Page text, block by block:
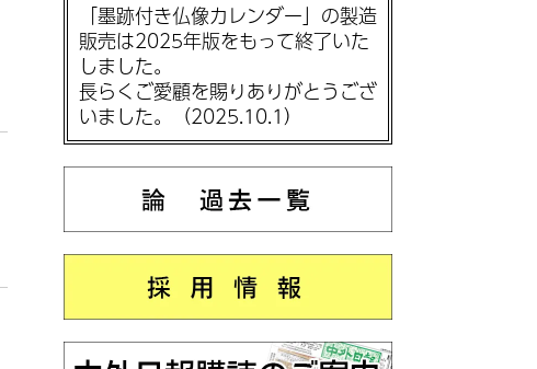
「墨跡付き仏像カレンダー」の製造
販売は2025年版をもって終了いた
しました。
長らくご愛顧を賜りありがとうござ
いました。（2025.10.1）